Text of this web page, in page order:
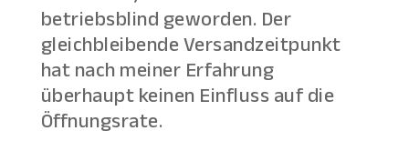
betriebsblind geworden. Der
gleichbleibende Versandzeitpunkt
hat nach meiner Erfahrung
überhaupt keinen Einfluss auf die
Öffnungsrate.